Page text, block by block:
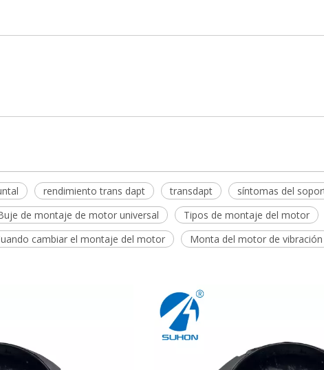
rendimiento trans dapt transdapt
síntomas del
de montaje de motor universal
Tipos de montaje del motor
cambiar el montaje del motor Monta del motor de vibración